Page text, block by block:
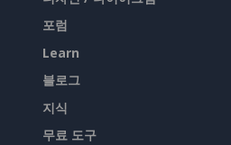
포럼
Learn
블로그
지식
무료 도구